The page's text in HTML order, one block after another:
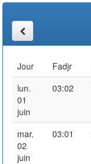
Jour Fadjr
lun.
01
juin
03:02
mar.
02
juin
03:01